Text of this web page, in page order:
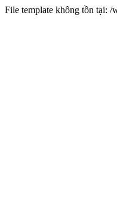
File template không tồn tại: